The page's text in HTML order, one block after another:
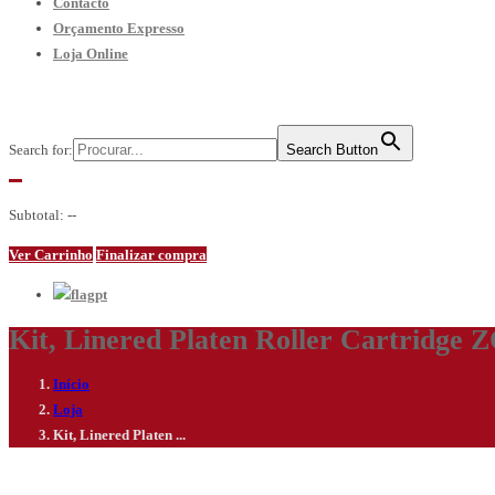
Orçamento Expresso
Loja Online
Search for: Search Button
Subtotal: --
Ver Carrinho Finalizar compra
pt
Kit, Linered Platen Roller Cartridge
Início
Loja
Kit, Linered Platen ...